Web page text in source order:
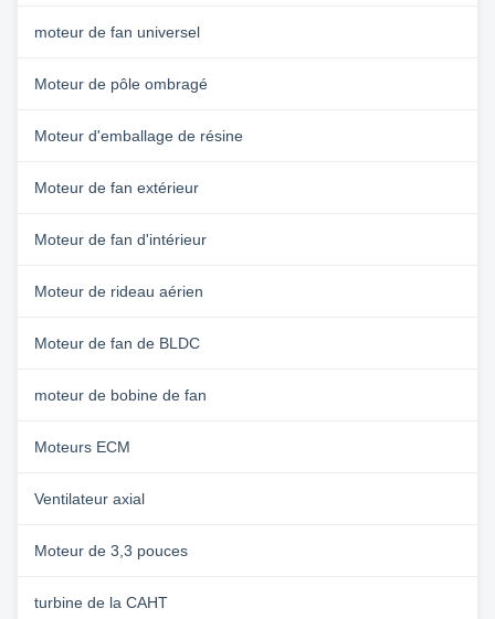
moteur de fan universel
Moteur de pôle ombragé
Moteur d'emballage de résine
Moteur de fan extérieur
Moteur de fan d'intérieur
Moteur de rideau aérien
Moteur de fan de BLDC
moteur de bobine de fan
Moteurs ECM
Ventilateur axial
Moteur de 3,3 pouces
turbine de la CAHT